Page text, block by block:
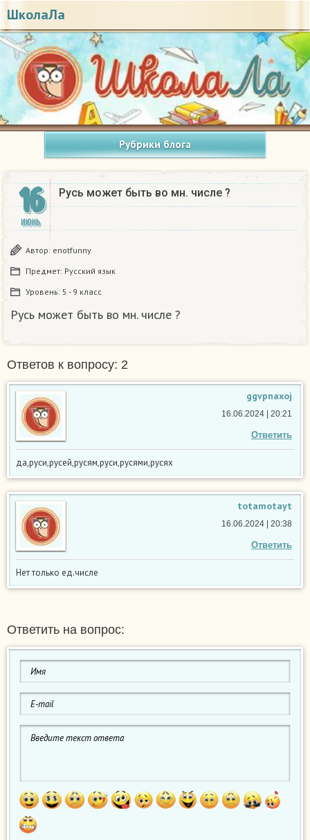
ШколаЛа
Рубрики блога
16
ИЮНЬ
Русь может быть во мн. числе ?
Автор: enotfunny
Предмет: Русский язык
Уровень: 5 - 9 класс
Русь может быть во мн. числе ?
Ответов к вопросу: 2
ggvpnaxoj
Ответить
16.06.2024 | 20:21
да,руси,русей,русям,руси,русями,русях
totamotayt
Ответить
16.06.2024 | 20:38
Нет только ед.числе
Ответить на вопрос: